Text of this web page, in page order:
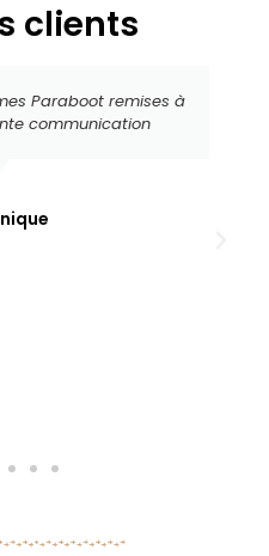
clients
Paraboot remises à
communication